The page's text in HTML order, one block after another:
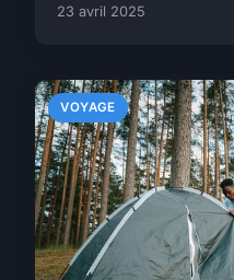
23 avril 2025
VOYAGE